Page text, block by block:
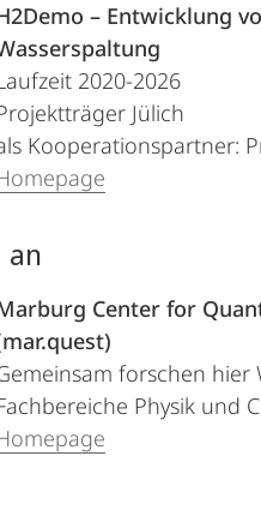
– Entwicklung
2020-2026
Jülich
Kooperationspartner:
an
Center for
forschen
Physik und